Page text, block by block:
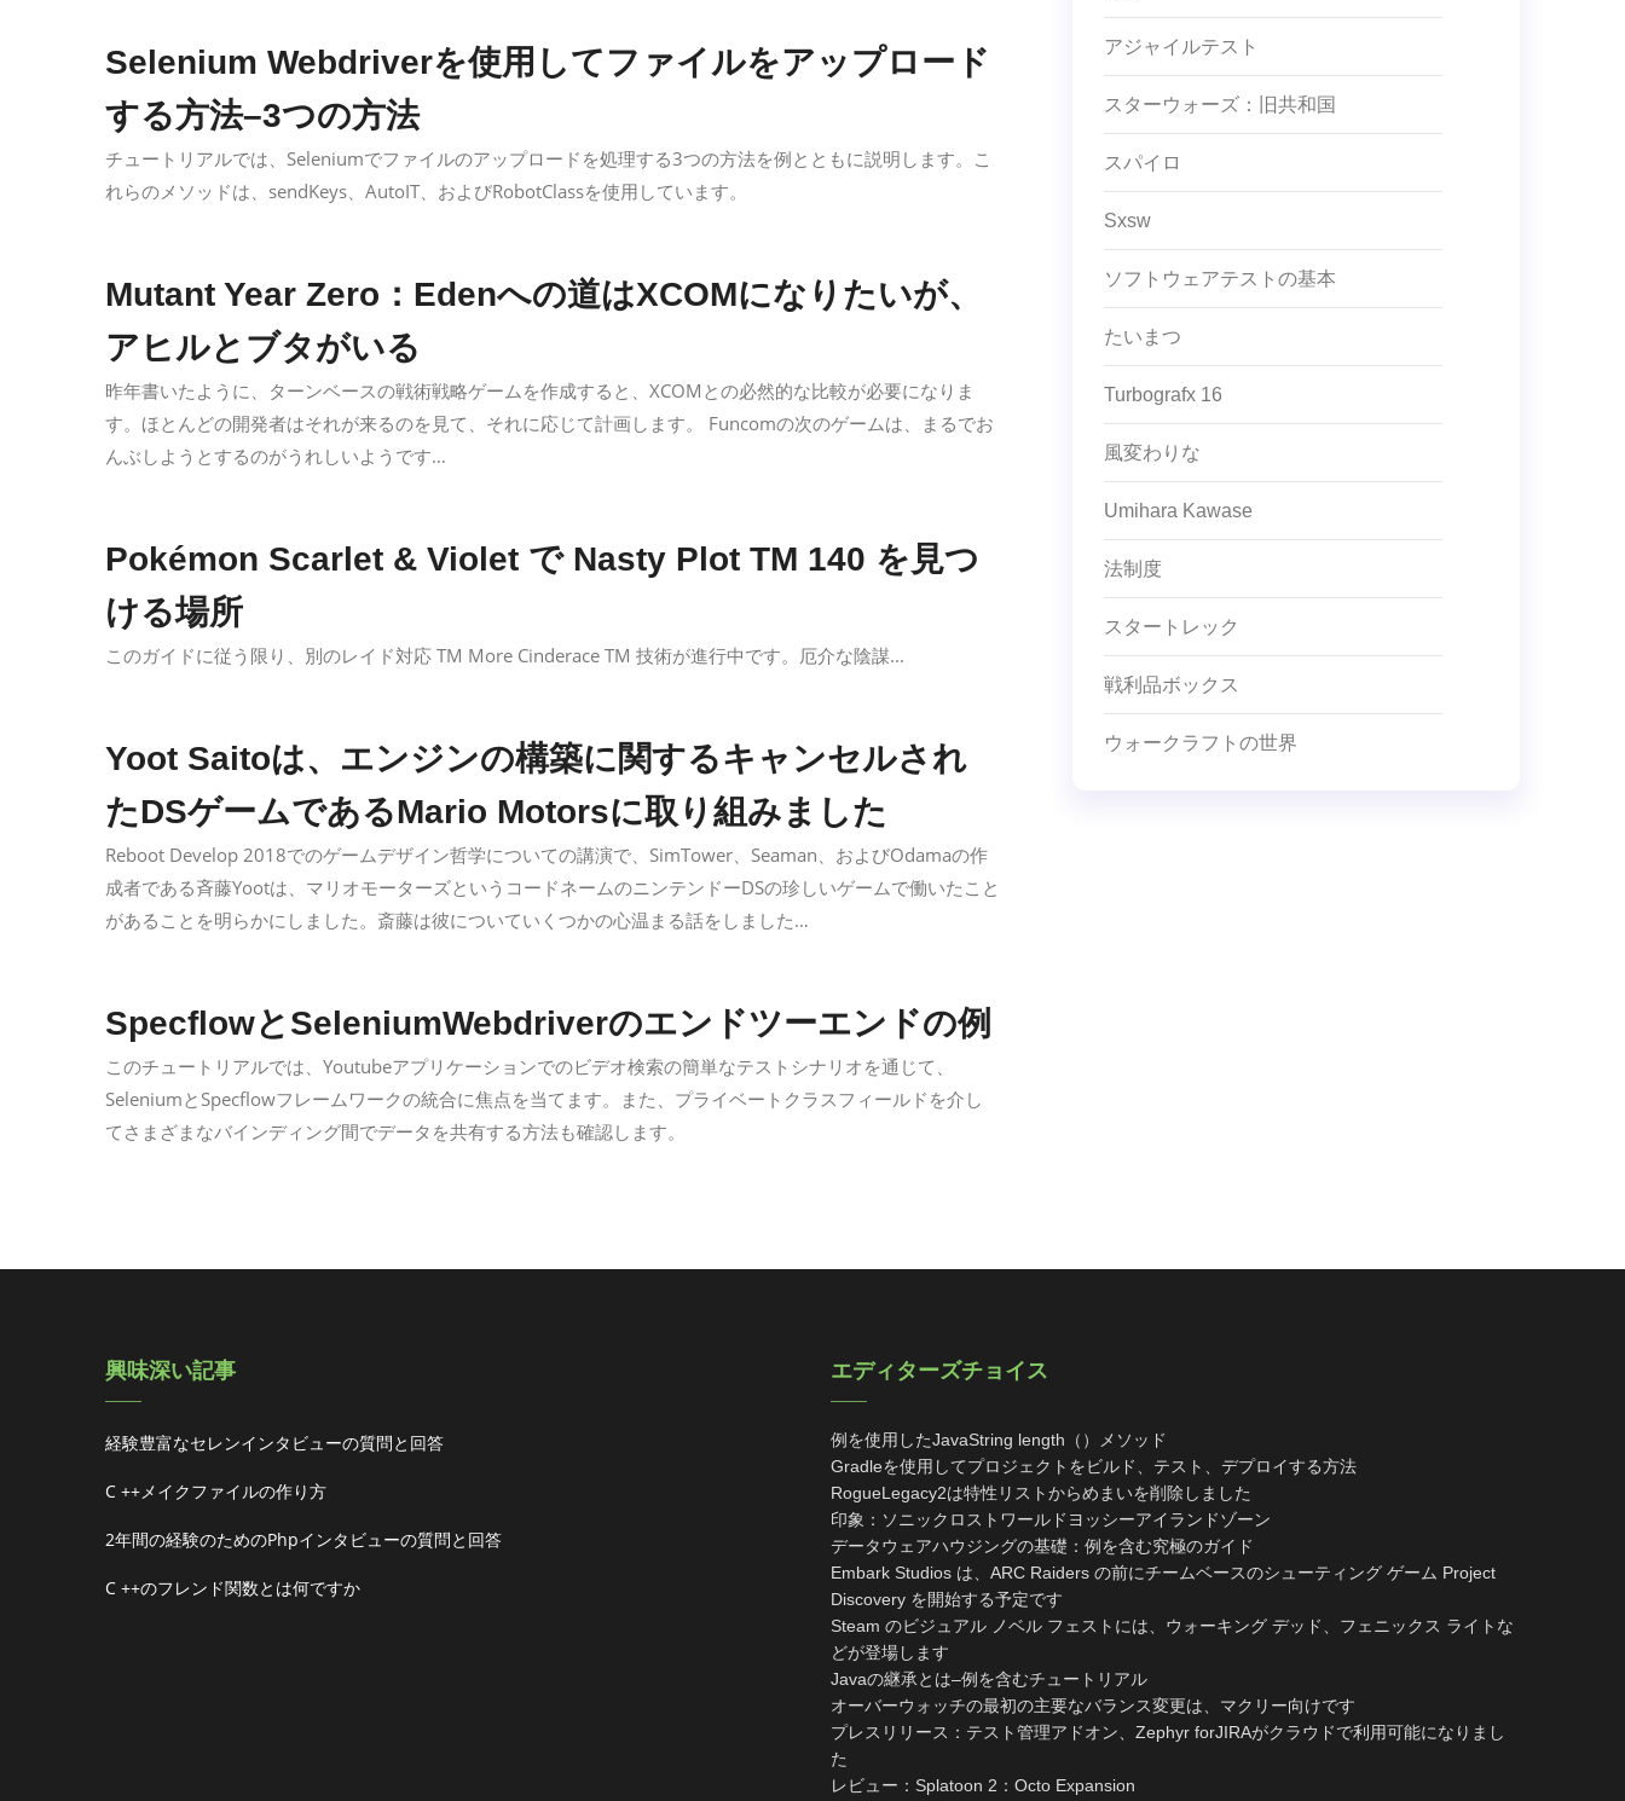
Selenium Webdriverを使用してファイルをアップロード
する方法–3つの方法
チュートリアルでは、Seleniumでファイルのアップロードを処理する3つの方法を例とともに説明します。こ
れらのメソッドは、sendKeys、AutoIT、およびRobotClassを使用しています。
Mutant Year Zero：Edenへの道はXCOMになりたいが、
アヒルとブタがいる
昨年書いたように、ターンベースの戦術戦略ゲームを作成すると、XCOMとの必然的な比較が必要になりま
す。ほとんどの開発者はそれが来るのを見て、それに応じて計画します。 Funcomの次のゲームは、まるでお
んぶしようとするのがうれしいようです…
Pokémon Scarlet & Violet で Nasty Plot TM 140 を見つ
ける場所
このガイドに従う限り、別のレイド対応 TM More Cinderace TM 技術が進行中です。厄介な陰謀...
Yoot Saitoは、エンジンの構築に関するキャンセルされ
たDSゲームであるMario Motorsに取り組みました
Reboot Develop 2018でのゲームデザイン哲学についての講演で、SimTower、Seaman、およびOdamaの作
成者である斉藤Yootは、マリオモーターズというコードネームのニンテンドーDSの珍しいゲームで働いたこと
があることを明らかにしました。斎藤は彼についていくつかの心温まる話をしました…
SpecflowとSeleniumWebdriverのエンドツーエンドの例
このチュートリアルでは、Youtubeアプリケーションでのビデオ検索の簡単なテストシナリオを通じて、
SeleniumとSpecflowフレームワークの統合に焦点を当てます。また、プライベートクラスフィールドを介し
てさまざまなバインディング間でデータを共有する方法も確認します。
アジャイルテスト
スターウォーズ：旧共和国
スパイロ
Sxsw
ソフトウェアテストの基本
たいまつ
Turbografx 16
風変わりな
Umihara Kawase
法制度
スタートレック
戦利品ボックス
ウォークラフトの世界
興味深い記事
経験豊富なセレンインタビューの質問と回答
C ++メイクファイルの作り方
2年間の経験のためのphpインタビューの質問と回答
C ++のフレンド関数とは何ですか
エディターズチョイス
例を使用したJavaString length（）メソッド
Gradleを使用してプロジェクトをビルド、テスト、デプロイする方法
RogueLegacy2は特性リストからめまいを削除しました
印象：ソニックロストワールドヨッシーアイランドゾーン
データウェアハウジングの基礎：例を含む究極のガイド
Embark Studios は、ARC Raiders の前にチームベースのシューティング ゲーム Project
Discovery を開始する予定です
Steam のビジュアル ノベル フェストには、ウォーキング デッド、フェニックス ライトな
どが登場します
Javaの継承とは–例を含むチュートリアル
オーバーウォッチの最初の主要なバランス変更は、マクリー向けです
プレスリリース：テスト管理アドオン、Zephyr forJIRAがクラウドで利用可能になりまし
た
レビュー：Splatoon 2：Octo Expansion